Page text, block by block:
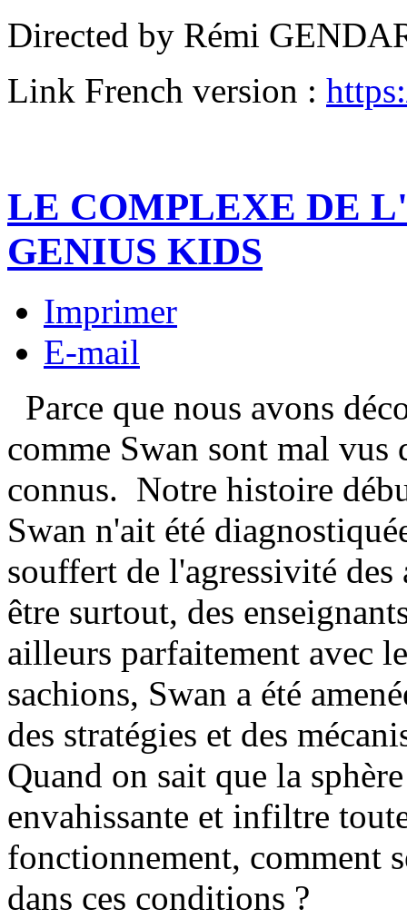
Directed by Rémi
Link French version :
LE COMPLEXE DE
GENIUS KIDS
Imprimer
E-mail
Parce que nous avons
comme Swan sont mal vus
connus. Notre histoire
Swan n'ait été
souffert de l'agressivité des
être surtout, des
ailleurs parfaitement avec
sachions, Swan a été
des stratégies et des
Quand on sait que la
envahissante et infiltre
fonctionnement, comment
dans ces conditions ?